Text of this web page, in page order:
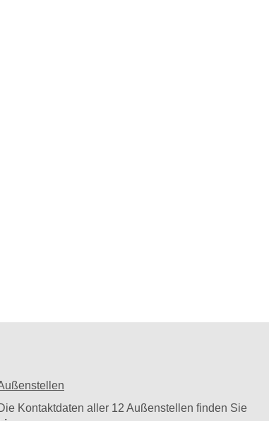
Kontaktdaten aller 12 Außenstellen finden Sie